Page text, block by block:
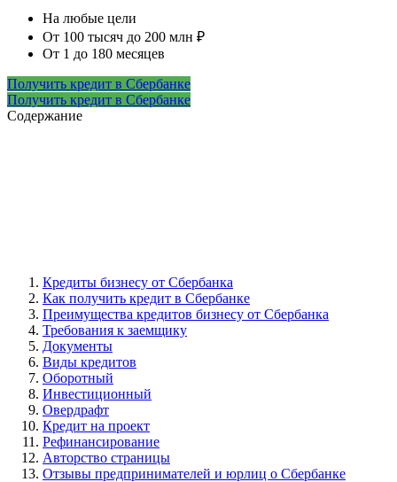
На любые цели
От 100 тысяч до 200 млн ₽
От 1 до 180 месяцев
Получить кредит в Сбербанке
Получить кредит в Сбербанке
Содержание
Кредиты бизнесу от Сбербанка
Как получить кредит в Сбербанке
Преимущества кредитов бизнесу от Сбербанка
Требования к заемщику
Документы
Виды кредитов
Оборотный
Инвестиционный
Овердрафт
Кредит на проект
Рефинансирование
Авторство страницы
Отзывы предпринимателей и юрлиц о Сбербанке